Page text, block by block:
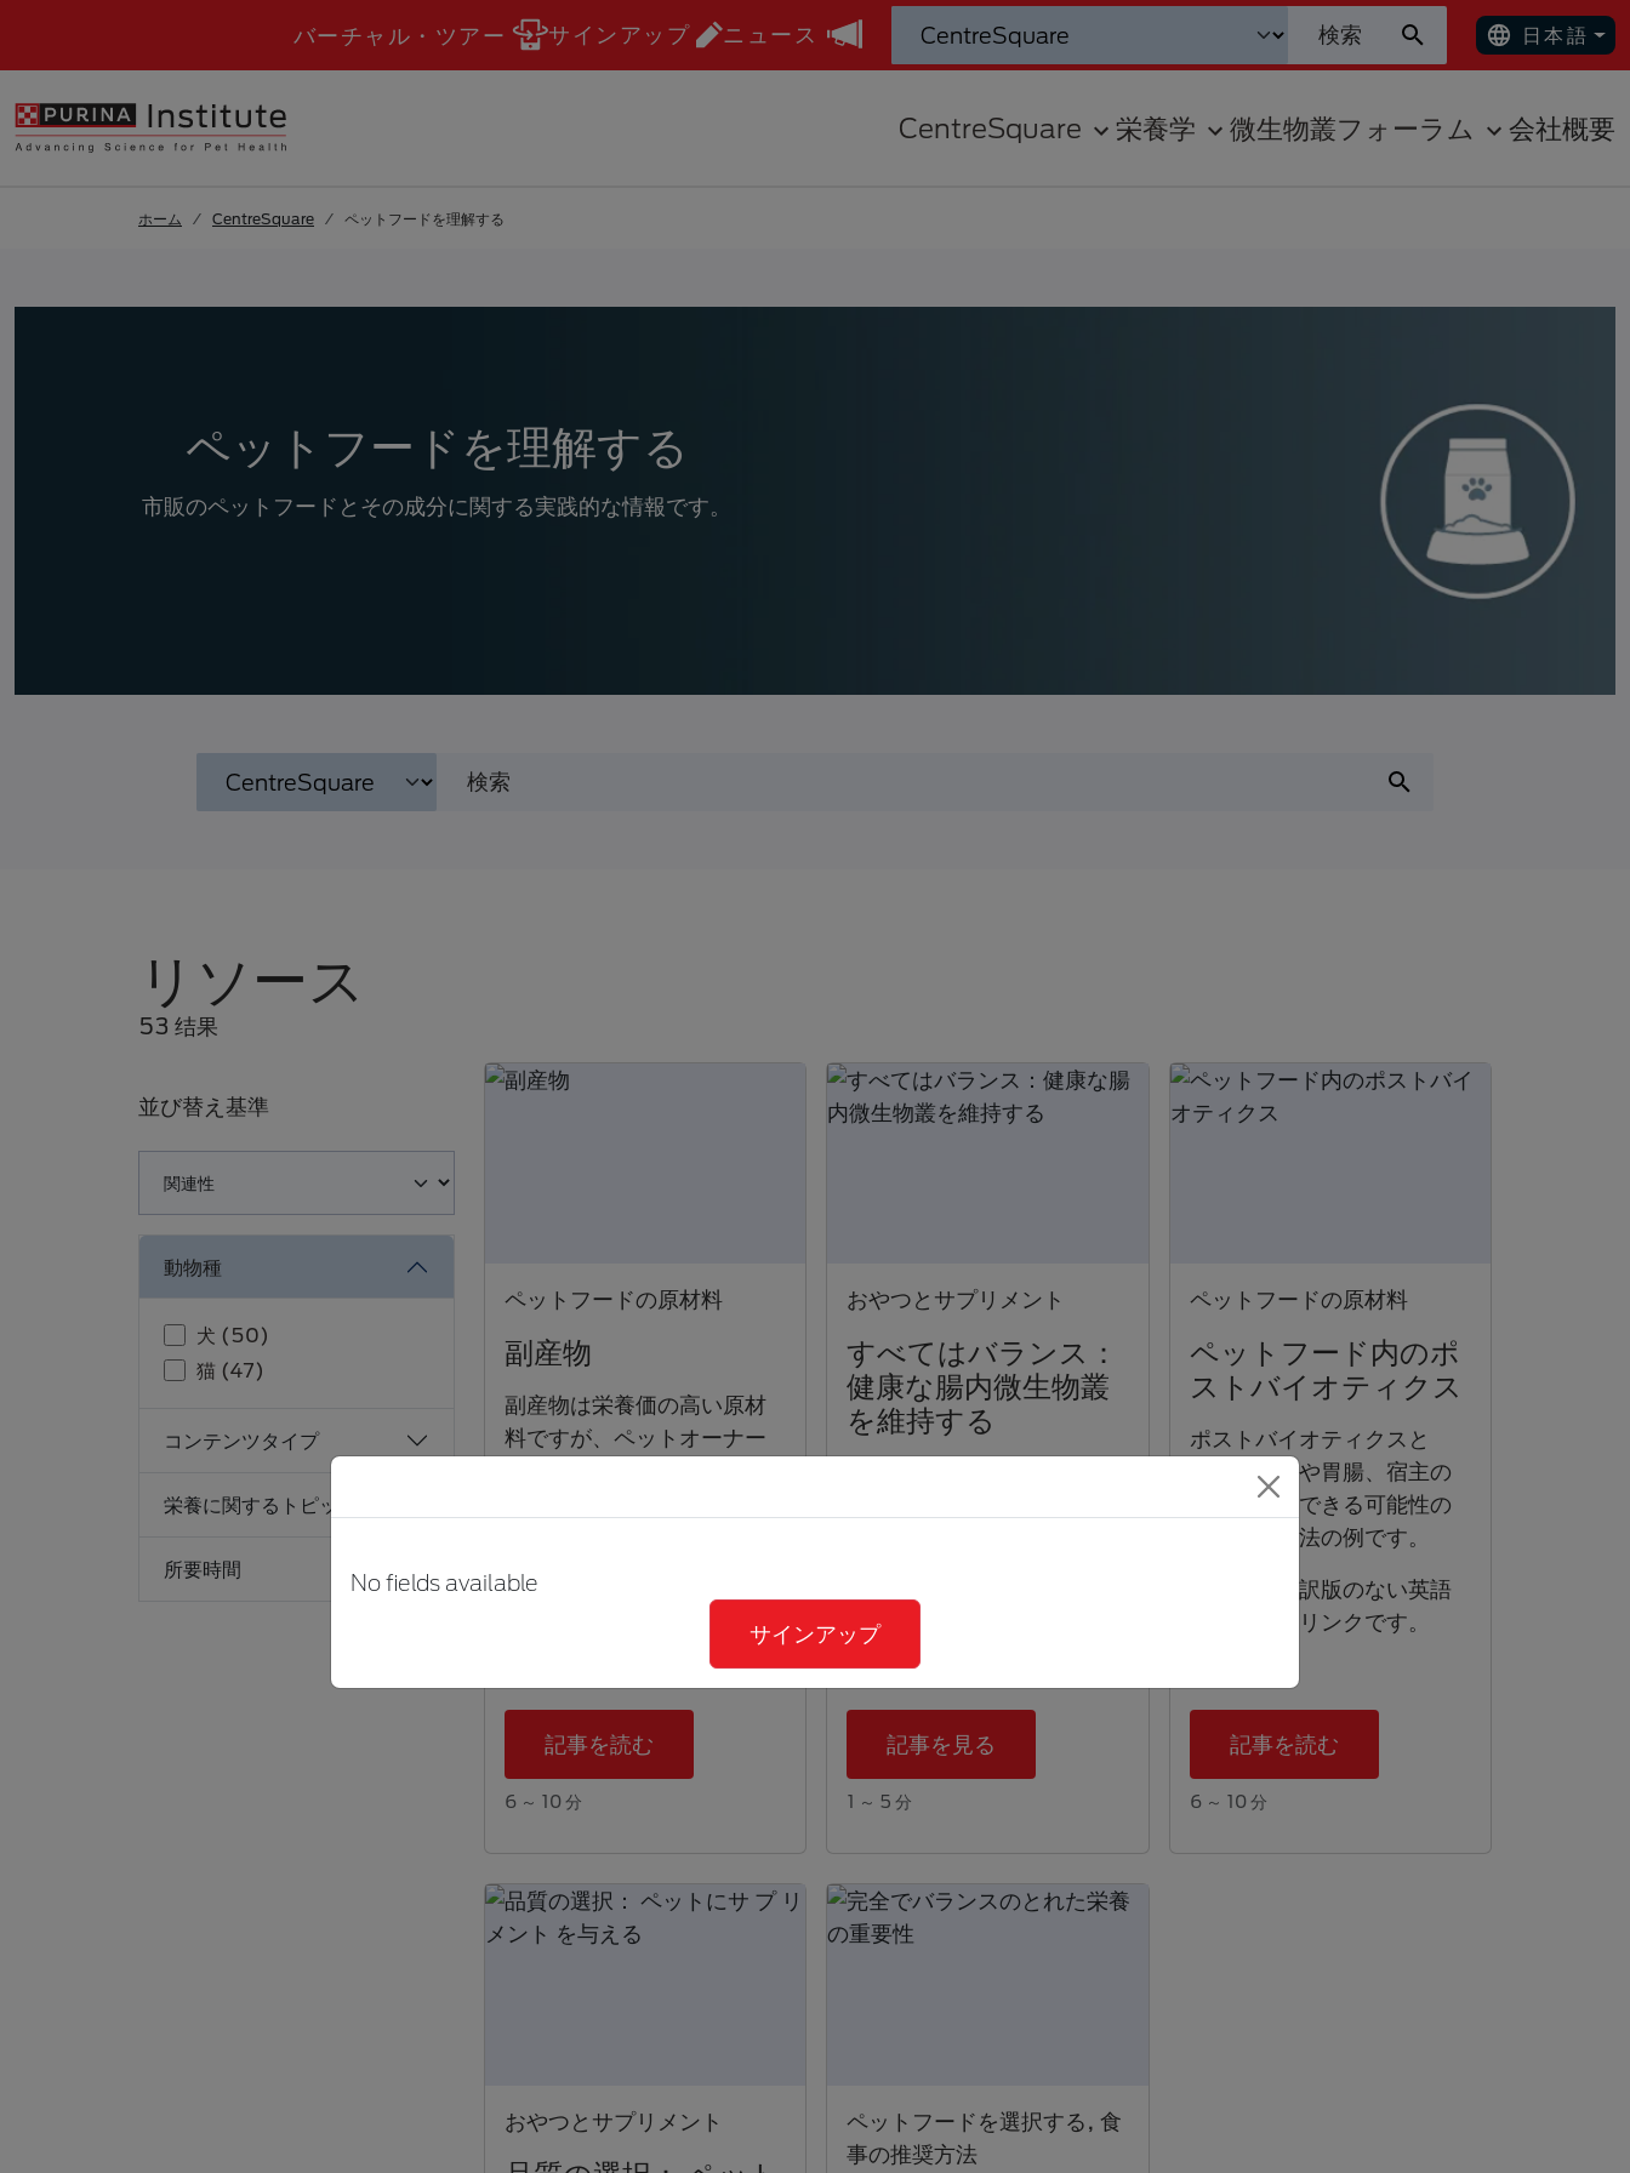
バーチャル・ツアー サインアップ ニュース 日本語
CentreSquare 栄養学 微生物叢フォーラム 会社概要
ホーム CentreSquare ペットフードを理解する
ペットフードを理解する
市販のペットフードとその成分に関する実践的な情報です。
リソース
53 结果
並び替え基準
動物種
犬 (50)
猫 (47)
コンテンツタイプ
栄養に関するトピック
所要時間
ペットフードの原材料
副産物
副産物は栄養価の高い原材
料ですが、ペットオーナー
記事を読む
6 ～ 10 分
おやつとサプリメント
すべてはバランス：
健康な腸内微生物叢
を維持する
メントの価値について説明
します。
記事を見る
1 ～ 5 分
ペットフードの原材料
ペットフード内のポ
ストバイオティクス
ポストバイオティクスと
は、微生物や胃腸、宿主の
健康を改善できる可能性の
ある食事療法の例です。
日本語の翻訳版のない英語
の記事へのリンクです。
記事を読む
6 ～ 10 分
おやつとサプリメント
ペットフードを選択する, 食
事の推奨方法
No fields available
サインアップ